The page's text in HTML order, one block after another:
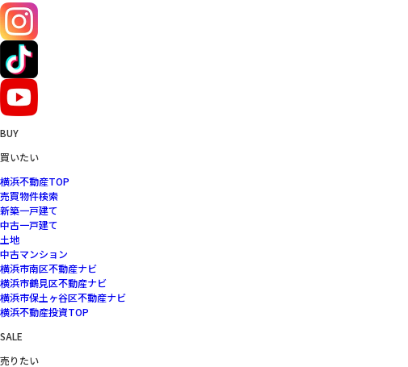
BUY
買いたい
横浜不動産TOP
売買物件検索
新築一戸建て
中古一戸建て
土地
中古マンション
横浜市南区不動産ナビ
横浜市鶴見区不動産ナビ
横浜市保土ヶ谷区不動産ナビ
横浜不動産投資TOP
SALE
売りたい